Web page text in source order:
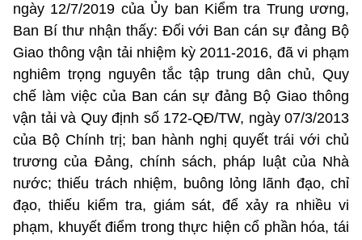
ngày 12/7/2019 của Ủy ban Kiểm tra Trung ương,
Ban Bí thư nhận thấy: Đối với Ban cán sự đảng Bộ
Giao thông vận tải nhiệm kỳ 2011-2016, đã vi phạm
nghiêm trọng nguyên tắc tập trung dân chủ, Quy
chế làm việc của Ban cán sự đảng Bộ Giao thông
vận tải và Quy định số 172-QĐ/TW, ngày 07/3/2013
của Bộ Chính trị; ban hành nghị quyết trái với chủ
trương của Đảng, chính sách, pháp luật của Nhà
nước; thiếu trách nhiệm, buông lỏng lãnh đạo, chỉ
đạo, thiếu kiểm tra, giám sát, để xảy ra nhiều vi
phạm, khuyết điểm trong thực hiện cổ phần hóa, tái